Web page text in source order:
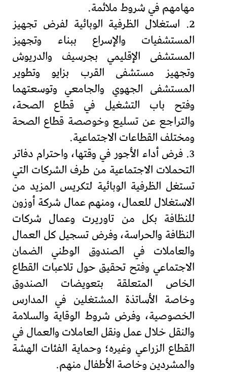
مهامهم في شروط ملائمة.
2. استغلال الظرفية الوبائية لفرض تجهيز
المستشفيات والإسراع ببناء وتجهيز
المستشفى الإقليمي بجرسيف والدريوش
وتجهيز مستشفى القرب بزايو وتطوير
المستشفى الجهوي والجامعي وتوسعتهما
وفتح باب التشغيل في قطاع الصحة،
والتراجع عن تسليع وخوصصة قطاع الصحة
ومختلف القطاعات الاجتماعية.
3. فرض أداء الأجور في وقتها، واحترام دفاتر
التحملات الاجتماعية من طرف الشركات التي
تستغل الظرفية الوبائية لتكريس المزيد من
الاستغلال للعمال، ومنهم عمال شركة أوزون
للنظافة بكل من تاوريرت وعمال شركات
النظافة والحراسة، وفرض تسجيل كل العمال
والعاملات في الصندوق الوطني الضمان
الاجتماعي وفتح تحقيق حول تلاعبات القطاع
الخاص المتعلقة بتعويضات الصندوق
وخاصة الأساتذة المشتغلين في المدارس
الخصوصية، وفرض شروط الوقاية والسلامة
والنقل خلال عمل ونقل العاملات والعمال في
القطاع الزراعي وغيره؛ وحماية الفئات الهشة
والمشردين وخاصة الأطفال منهم.